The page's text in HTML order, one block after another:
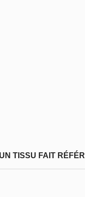
TISSU FAIT